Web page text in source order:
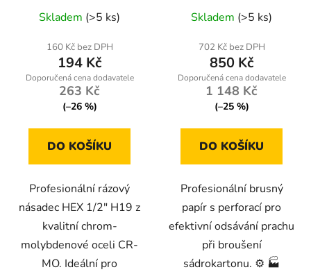
pro nárazové klíče
Skladem (>5 ks)
160 Kč bez DPH
194 Kč
263 Kč
(–26 %)
DO KOŠÍKU
Profesionální rázový
násadec HEX 1/2" H19 z
kvalitní chrom-
molybdenové oceli CR-
MO. Ideální pro
sádrokartonu - balení
100ks
Skladem (>5 ks)
702 Kč bez DPH
850 Kč
1 148 Kč
(–25 %)
DO KOŠÍKU
Profesionální brusný
papír s perforací pro
efektivní odsávání prachu
při broušení
sádrokartonu. ⚙️ 🏭